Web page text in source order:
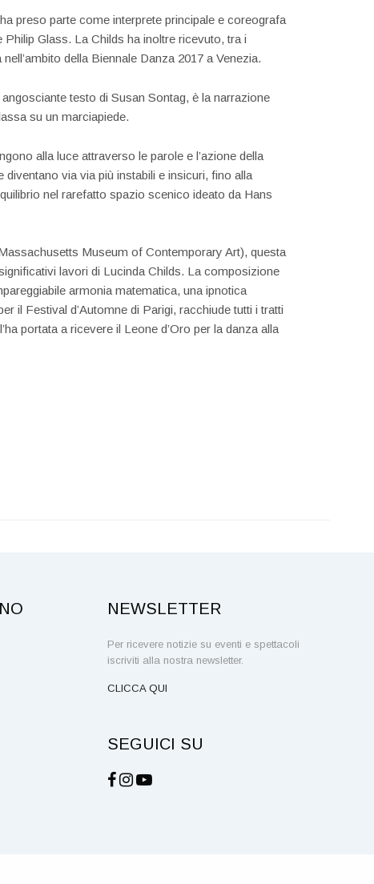
preso parte come interprete principale e coreografa
Glass. La Childs ha inoltre ricevuto, tra i
della Biennale Danza 2017 a Venezia.
testo di Susan Sontag, è la narrazione
su un marciapiede.
alla luce attraverso le parole e l’azione della
via via più instabili e insicuri, fino alla
nel rarefatto spazio scenico ideato da Hans
Museum of Contemporary Art), questa
lavori di Lucinda Childs. La composizione
armonia matematica, una ipnotica
il Festival d’Automne di Parigi, racchiude tutti i tratti
portata a ricevere il Leone d’Oro per la danza alla
NEWSLETTER
Per ricevere notizie su eventi e spettacoli
iscriviti alla nostra newsletter.
CLICCA QUI
SEGUICI SU